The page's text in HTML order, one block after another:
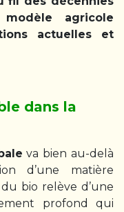
agricole
actuelles et
dans la
va bien au-delà
d’une matière
bio relève d’une
profond qui